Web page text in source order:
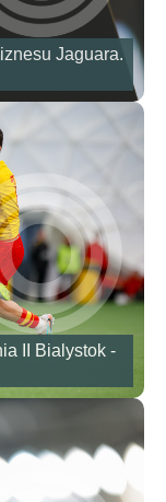
Jaguara.
II Bialystok -